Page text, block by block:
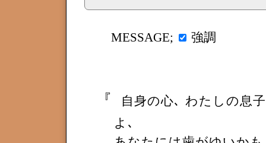
MESSAGE; 強調
『
自身の心､ わたしの息
よ､